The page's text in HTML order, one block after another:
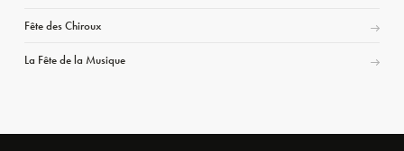
Fête des Chiroux
La Fête de la Musique